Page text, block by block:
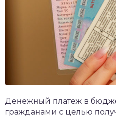
Денежный платеж в
гражданами с целью